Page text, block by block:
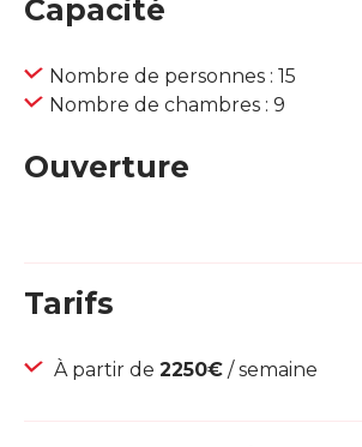
Capacité
Nombre de personnes : 15
Nombre de chambres : 9
Ouverture
Tarifs
À partir de 2250€ / semaine